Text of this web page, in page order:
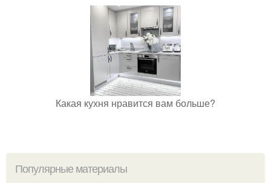
Какая кухня нравится вам больше?
Популярные материалы